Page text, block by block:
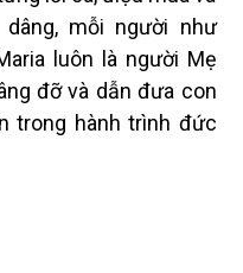
mỗi người như
luôn là người Mẹ
đỡ và dẫn đưa con
trong hành trình đức